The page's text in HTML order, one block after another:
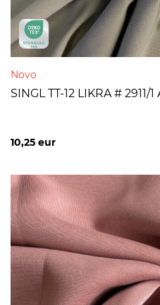
Novo
SINGL TT-12 LIKRA # 2911/
10,25 eur